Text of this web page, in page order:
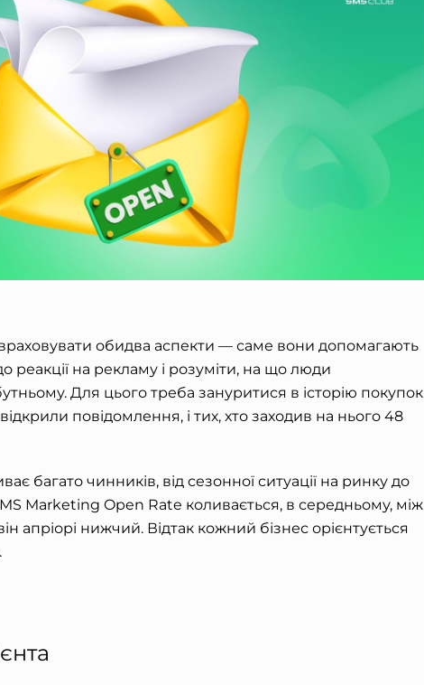
обидва аспекти — саме вони допомагають
реакції на рекламу і розуміти, на що люди
Для цього треба зануритися в історію покупок
відкрили повідомлення, і тих, хто заходив на нього 48
багато чинників, від сезонної ситуації на ринку до
Marketing Open Rate коливається, в середньому, між
апріорі нижчий. Відтак кожний бізнес орієнтується